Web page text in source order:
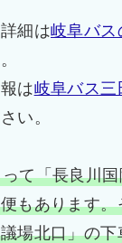
細は岐阜バス
は岐阜バス三
い。
て「長良川
もあります
場北口」の